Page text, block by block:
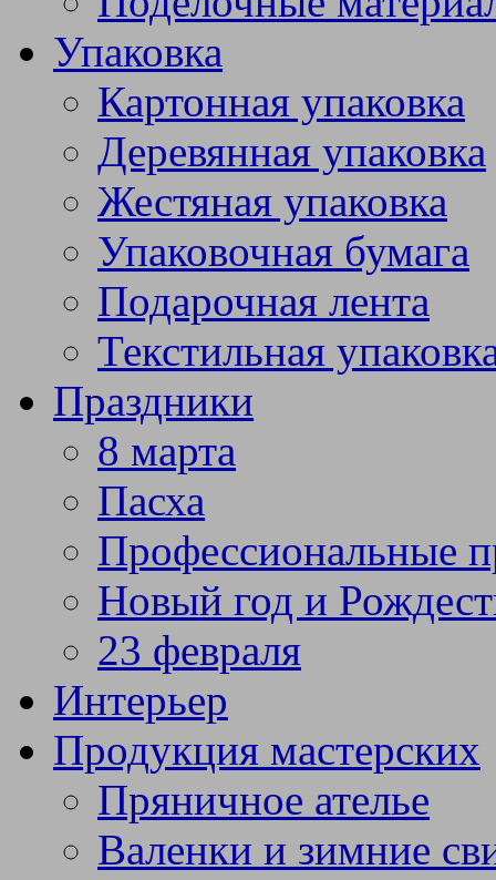
Упаковка
Картонная упаковка
Деревянная упаковка
Жестяная упаковка
Упаковочная бумага
Подарочная лента
Текстильная
Праздники
8 марта
Пасха
Профессиональные
Новый год и
23 февраля
Интерьер
Продукция мастерских
Пряничное ателье
Валенки и зимние